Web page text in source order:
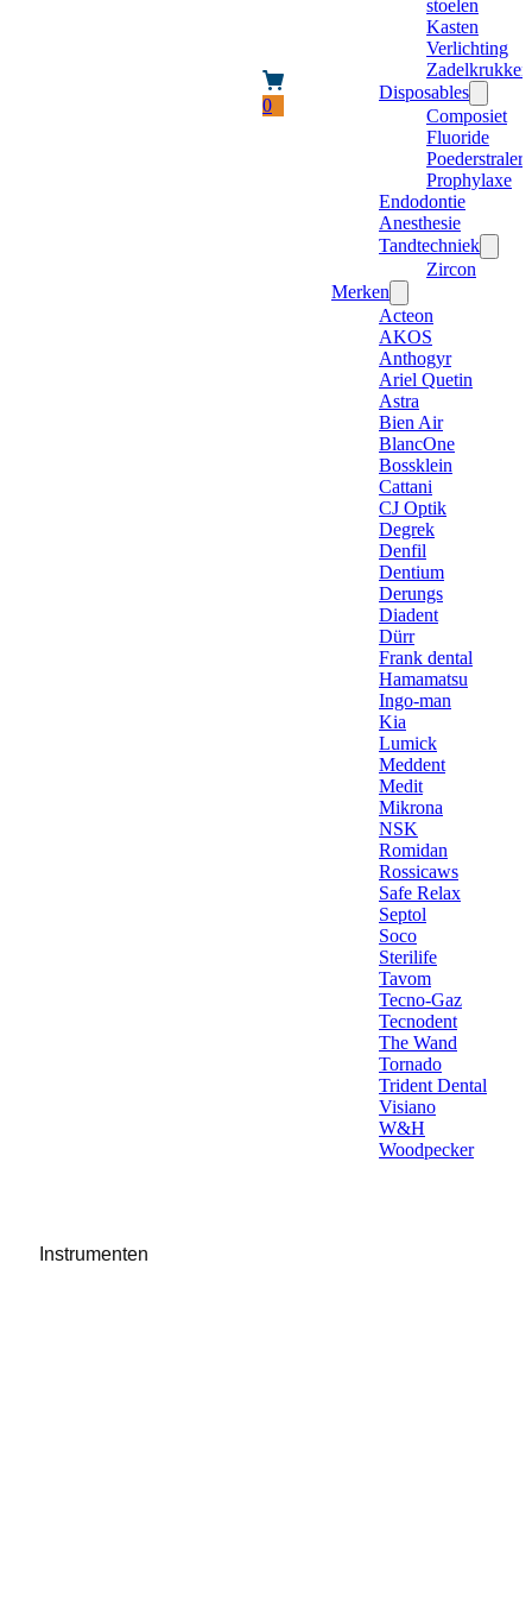
0
stoelen
Kasten
Verlichting
Zadelkrukken
Disposables
Composiet
Fluoride
Poederstraler
Prophylaxe
Endodontie
Anesthesie
Tandtechniek
Zircon
Merken
Acteon
AKOS
Anthogyr
Ariel Quetin
Astra
Bien Air
BlancOne
Bossklein
Cattani
CJ Optik
Degrek
Denfil
Dentium
Derungs
Diadent
Dürr
Frank dental
Hamamatsu
Ingo-man
Kia
Lumick
Meddent
Medit
Mikrona
NSK
Romidan
Rossicaws
Safe Relax
Septol
Soco
Sterilife
Tavom
Tecno-Gaz
Tecnodent
The Wand
Tornado
Trident Dental
Visiano
W&H
Woodpecker
Instrumenten